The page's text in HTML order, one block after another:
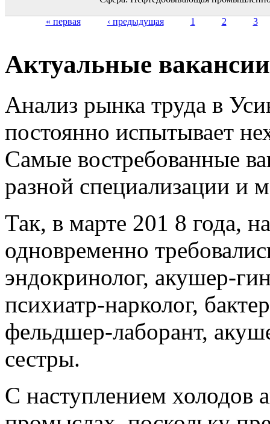
« первая ‹ предыдущая 1 2 3
Актуальные
Анализ рынка труда в
постоянно испытывает
Самые востребованные
разной специализации и
Так, в марте 201 8 года,
одновременно
эндокринолог, акушер-
психиатр-нарколог,
фельдшер-лаборант,
сестры.
С наступлением холодов